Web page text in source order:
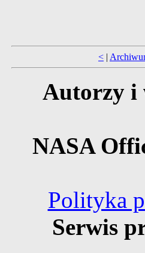
< |
Autorzy i
NASA
Polityka
Serwis